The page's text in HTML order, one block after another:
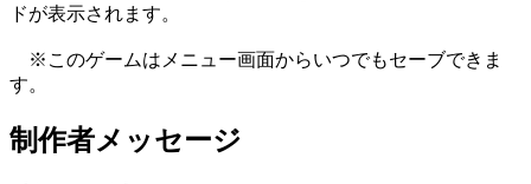
ドが表示されます。
※このゲームはメニュー画面からいつでもセーブできま
す。
制作者メッセージ